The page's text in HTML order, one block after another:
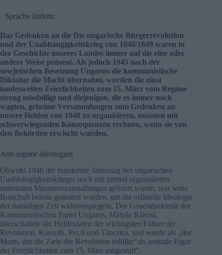
Sprache ändern:
Das Gedenken an die Die ungarische Bürgerrevolution
und der Unabhängigkeitskrieg von 1848/1849 waren in
der Geschichte unseres Landes immer auf die eine oder
andere Weise präsent. Als jedoch 1945 nach der
sowjetischen Besetzung Ungarns die kommunistische
Diktatur die Macht übernahm, wurden die einst
landesweiten Feierlichkeiten zum 15. März vom Regime
streng missbilligt und diejenigen, die es immer noch
wagten, geheime Versammlungen zum Gedenken an
unsere Helden von 1848 zu organisieren, mussten mit
schwerwiegenden Konsequenzen rechnen, wenn sie von
den Behörden erwischt wurden.
Anti-regime-ideologien
Obwohl 1948 der hundertste Jahrestag des ungarischen
Unabhängigkeitskrieges noch mit zentral organisierten
nationalen Massenveranstaltungen gefeiert wurde, war seine
Botschaft bereits geändert worden, um die offizielle Ideologie
der damaligen Zeit widerzuspiegeln. Der Generalsekretär der
Kommunistischen Partei Ungarns, Mátyás Rákosi,
überschattete die Heldentaten der wichtigsten Führer der
Revolution, Kossuth, Pet.fi und Táncsics, und wurde als „der
Mann, der die Ziele der Revolution erfüllte“als zentrale Figur
der Feierlichkeiten zum 15. März eingestuft”.